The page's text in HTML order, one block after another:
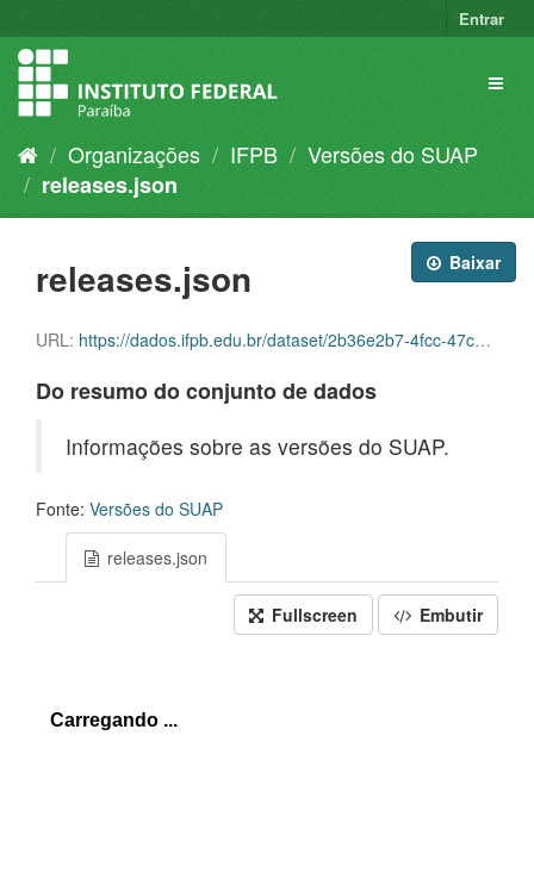
Entrar
Organizações IFPB
Versões do SUAP
releases.json
Baixar
releases.json
URL: https://dados.ifpb.edu.br/dataset/2b36e2b7-4fcc-47c1-9eb6-9da314181780/resource/1b7e1a56-a23a-4392-9305-292a7149cff6/download/releases.json
Do resumo do conjunto de dados
Informações sobre as versões do SUAP.
Fonte: Versões do SUAP
releases.json
Fullscreen Embutir